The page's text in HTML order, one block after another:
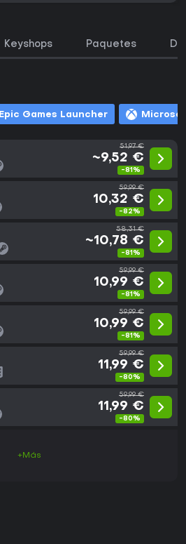
Keyshops Paquetes
Epic Games Launcher
51,97 €
~9,52 €
-81%
59,99 €
10,32 €
-82%
58,31 €
~10,78 €
-81%
59,99 €
10,99 €
-81%
59,99 €
10,99 €
-81%
59,99 €
11,99 €
-80%
59,99 €
11,99 €
-80%
+Más